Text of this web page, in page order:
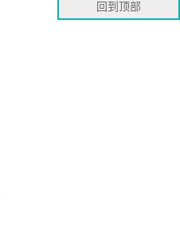
回到顶部